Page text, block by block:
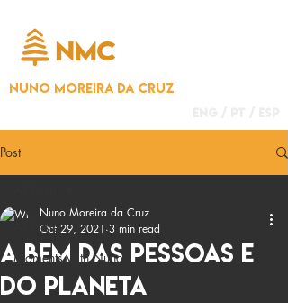
NUNO MOREIRA DA CRUZ
Post
All Posts
Moments with Nuno
A bem das pessoas e
do planeta
Nuno Moreira da Cruz
Oct 29, 2021 3 min read